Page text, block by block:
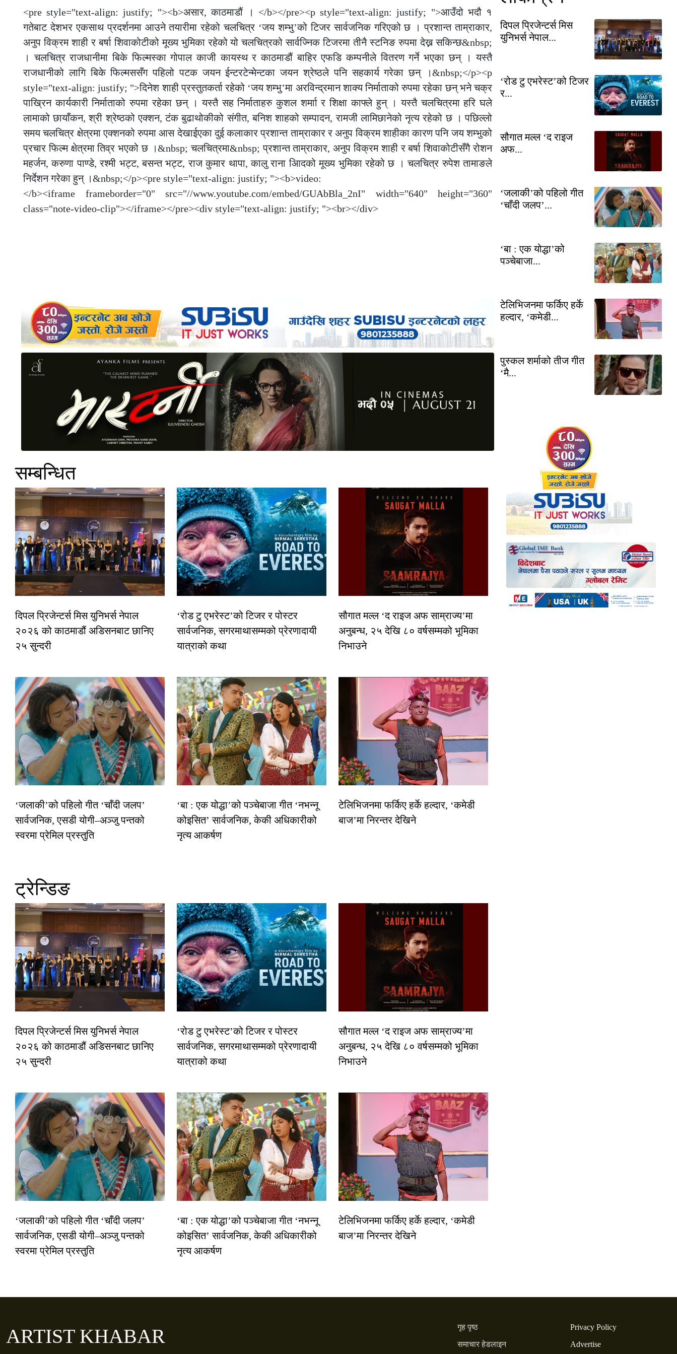
<pre style="text-align: justify; "><b>असार, काठमाडौं । </b></pre><p style="text-align: justify; ">आउँदो भदौ १
गतेबाट देशभर एकसाथ प्रदर्शनमा आउने तयारीमा रहेको चलचित्र ‘जय शम्भु’को टिजर सार्वजनिक गरिएको छ । प्रशान्त ताम्राकार,
अनुप विक्रम शाही र बर्षा शिवाकोटीको मूख्य भुमिका रहेको यो चलचित्रको सार्वज्निक टिजरमा तीनै स्टनिङ रुपमा देख्न सकिन्छ&nbsp;
। चलचित्र राजधानीमा बिके फिल्मस्का गोपाल काजी कायस्थ र काठमाडौं बाहिर एफडि कम्पनीले वितरण गर्ने भएका छन् । यस्तै
राजधानीको लागि बिके फिल्मससँग पहिलो पटक जयन ईन्टरटेन्मेन्टका जयन श्रेष्ठले पनि सहकार्य गरेका छन् ।&nbsp;</p><p
style="text-align: justify; ">दिनेश शाही प्रस्तुतकर्ता रहेको ‘जय शम्भु’मा अरविन्द्रमान शाक्य निर्माताको रुपमा रहेका छन् भने चक्र
पाख्रिन कार्यकारी निर्माताको रुपमा रहेका छन् । यस्तै सह निर्माताहरु कुशल शर्माा र शिक्षा काफ्ले हुन् । यस्तै चलचित्रमा हरि घले
लामाको छायाँकन, श्री श्रेष्ठको एक्शन, टंक बुढाथोकीको संगीत, बनिश शाहको सम्पादन, रामजी लामिछानेको नृत्य रहेको छ । पछिल्लो
समय चलचित्र क्षेत्रमा एक्शनको रुपमा आस देखाईएका दुई कलाकार प्रशान्त ताम्राकार र अनुप विक्रम शाहीका कारण पनि जय शम्भुको
प्रचार फिल्म क्षेत्रमा तिव्र भएको छ ।&nbsp; चलचित्रमा&nbsp; प्रशान्त ताम्राकार, अनुप विक्रम शाही र बर्षा शिवाकोटीसँगै रोशन
महर्जन, करुणा पाण्डे, रश्मी भट्ट, बसन्त भट्ट, राज कुमार थापा, कालु राना आिदको मूख्य भुमिका रहेको छ । चलचित्र रुपेश तामाङले
निर्देशन गरेका हुन् ।&nbsp;</p><pre style="text-align: justify; "><b>video:
</b><iframe frameborder="0" src="//www.youtube.com/embed/GUAbBla_2nI" width="640" height="360"
class="note-video-clip"></iframe></pre><div style="text-align: justify; "><br></div>
सम्बन्धित
दिपल प्रिजेन्टर्स मिस युनिभर्स नेपाल
२०२६ को काठमाडौं अडिसनबाट छानिए
२५ सुन्दरी
‘रोड टु एभरेस्ट’को टिजर र पोस्टर
सार्वजनिक, सगरमाथासम्मको प्रेरणादायी
यात्राको कथा
सौगात मल्ल ‘द राइज अफ साम्राज्य’मा
अनुबन्ध, २५ देखि ८० वर्षसम्मको भूमिका
निभाउने
‘जलाकी’को पहिलो गीत ‘चाँदी जलप’
सार्वजनिक, एसडी योगी–अञ्जु पन्तको
स्वरमा प्रेमिल प्रस्तुति
‘बा : एक योद्धा’को पञ्चेबाजा गीत ‘नभन्नू
कोइसित’ सार्वजनिक, केकी अधिकारीको
नृत्य आकर्षण
टेलिभिजनमा फर्किए हर्के हल्दार, ‘कमेडी
बाज’मा निरन्तर देखिने
ट्रेन्डिङ
दिपल प्रिजेन्टर्स मिस युनिभर्स नेपाल
२०२६ को काठमाडौं अडिसनबाट छानिए
२५ सुन्दरी
‘रोड टु एभरेस्ट’को टिजर र पोस्टर
सार्वजनिक, सगरमाथासम्मको प्रेरणादायी
यात्राको कथा
सौगात मल्ल ‘द राइज अफ साम्राज्य’मा
अनुबन्ध, २५ देखि ८० वर्षसम्मको भूमिका
निभाउने
‘जलाकी’को पहिलो गीत ‘चाँदी जलप’
सार्वजनिक, एसडी योगी–अञ्जु पन्तको
स्वरमा प्रेमिल प्रस्तुति
‘बा : एक योद्धा’को पञ्चेबाजा गीत ‘नभन्नू
कोइसित’ सार्वजनिक, केकी अधिकारीको
नृत्य आकर्षण
टेलिभिजनमा फर्किए हर्के हल्दार, ‘कमेडी
बाज’मा निरन्तर देखिने
दिपल प्रिजेन्टर्स मिस
युनिभर्स नेपाल...
‘रोड टु एभरेस्ट’को टिजर
र...
सौगात मल्ल ‘द राइज
अफ...
‘जलाकी’को पहिलो गीत
‘चाँदी जलप’...
‘बा : एक योद्धा’को
पञ्चेबाजा...
टेलिभिजनमा फर्किए हर्के
हल्दार, ‘कमेडी...
पुस्कल शर्माको तीज गीत
‘मै...
ARTIST KHABAR
गृह पृष्ठ
समाचार हेडलाइन
Privacy Policy
Advertise